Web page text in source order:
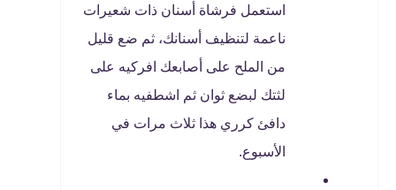
استعمل فرشاة أسنان ذات شعيرات
ناعمة لتنظيف أسنانك، ثم ضع قليل
من الملح على أصابعك افركيه على
لثتك لبضع ثوان ثم اشطفيه بماء
دافئ كرري هذا ثلاث مرات في
الأسبوع.